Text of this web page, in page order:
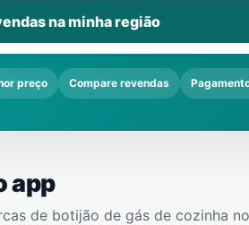
na minha região
preço Compare revendas
app
de botijão de gás de cozinha